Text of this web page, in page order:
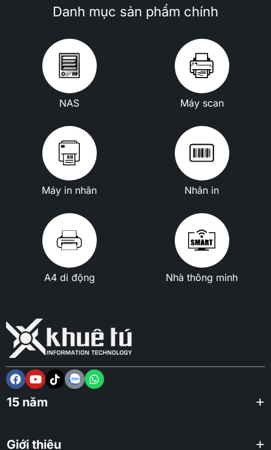
Danh mục sản phẩm chính
NAS Máy scan
Máy in nhãn Nhãn in
A4 di động Nhà thông minh
15 năm
Giới thiệu